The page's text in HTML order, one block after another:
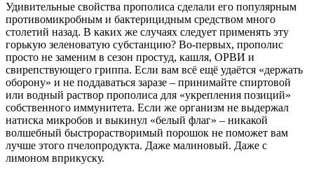
Удивительные свойства прополиса сделали его популярным
противомикробным и бактерицидным средством много
столетий назад. В каких же случаях следует применять эту
горькую зеленоватую субстанцию? Во-первых, прополис
просто не заменим в сезон простуд, кашля, ОРВИ и
свирепствующего гриппа. Если вам всё ещё удаётся «держать
оборону» и не поддаваться заразе – принимайте спиртовой
или водный раствор прополиса для «укрепления позиций»
собственного иммунитета. Если же организм не выдержал
натиска микробов и выкинул «белый флаг» – никакой
волшебный быстрорастворимый порошок не поможет вам
лучше этого пчелопродукта. Даже малиновый. Даже с
лимоном вприкуску.